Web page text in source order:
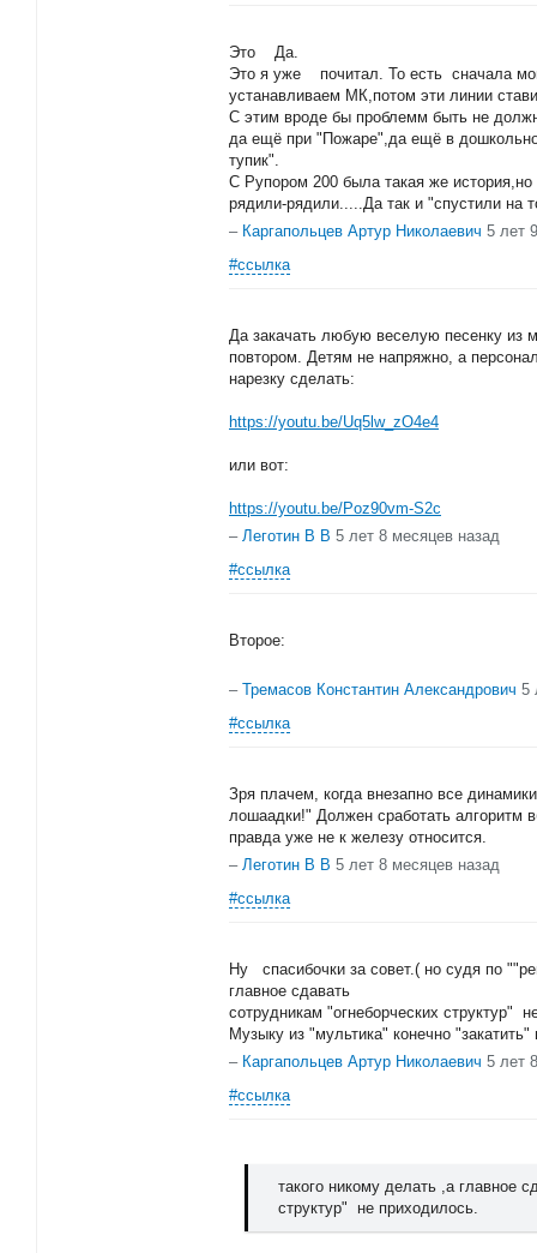
Это Да.
Это я уже почитал. То есть сначала
устанавливаем МК,потом эти линии
С этим вроде бы проблемм быть не
да ещё при "Пожаре",да ещё в
тупик".
С Рупором 200 была такая же
рядили-рядили.....Да так и "спустили на
– Каргапольцев Артур Николаевич 5 лет
#ссылка
Да закачать любую веселую песенку из
повтором. Детям не напряжно, а
нарезку сделать:
https://youtu.be/Uq5lw_zO4e4
или вот:
https://youtu.be/Poz90vm-S2c
– Леготин В В 5 лет 8 месяцев назад
#ссылка
Второе:
– Тремасов Константин Александрович 5
#ссылка
Зря плачем, когда внезапно все
лошаадки!" Должен сработать алгоритм
правда уже не к железу относится.
– Леготин В В 5 лет 8 месяцев назад
#ссылка
Ну спасибочки за совет.( но судя по
главное сдавать
сотрудникам "огнеборческих структур"
Музыку из "мультика" конечно
– Каргапольцев Артур Николаевич 5 лет
#ссылка
такого никому делать ,а главное
структур" не приходилось.